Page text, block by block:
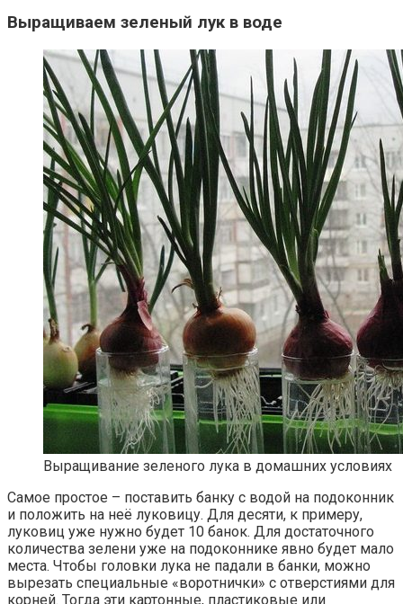
Выращиваем зеленый лук в воде
Выращивание зеленого лука в домашних условиях
Самое простое – поставить банку с водой на подоконник
и положить на неё луковицу. Для десяти, к примеру,
луковиц уже нужно будет 10 банок. Для достаточного
количества зелени уже на подоконнике явно будет мало
места. Чтобы головки лука не падали в банки, можно
вырезать специальные «воротнички» с отверстиями для
корней. Тогда эти картонные, пластиковые или